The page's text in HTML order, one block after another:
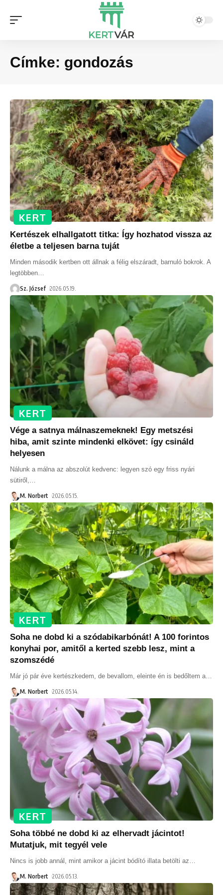
Címke: gondozás
KERT
Kertészek elhallgatott titka: Így hozhatod vissza az
életbe a teljesen barna tuját
Minden második kertben ott állnak a félig elszáradt, barnuló bokrok. A
legtöbben
Sz. József 2026.05.19.
KERT
Vége a satnya málnaszemeknek! Egy metszési
hiba, amit szinte mindenki elkövet: így csináld
helyesen
Nálunk a málna az abszolút kedvenc: legyen szó egy friss nyári
sütiről,
M. Norbert 2026.05.15.
KERT
Soha ne dobd ki a szódabikarbónát! A 100 forintos
konyhai por, amitől a kerted szebb lesz, mint a
szomszédé
Már jó pár éve kertészkedem, de bevallom, eleinte én is bedőltem a…
M. Norbert 2026.05.14.
KERT
Soha többé ne dobd ki az elhervadt jácintot!
Mutatjuk, mit tegyél vele
Nincs is jobb annál, mint amikor a jácint bódító illata betölti az…
M. Norbert 2026.05.13.